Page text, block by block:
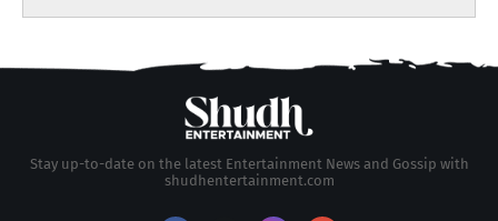
Stay up-to-date on the latest Entertainment News and Gossip with
shudhentertainment.com